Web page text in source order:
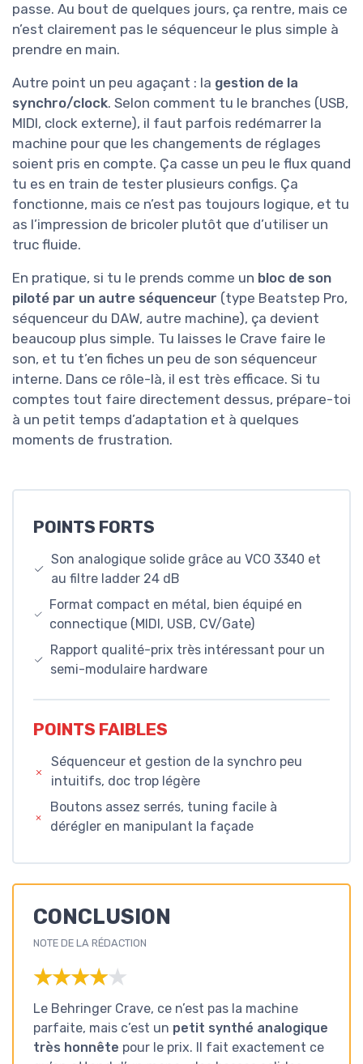
passe. Au bout de quelques jours, ça rentre, mais ce
n’est clairement pas le séquenceur le plus simple à
prendre en main.
Autre point un peu agaçant : la gestion de la
synchro/clock. Selon comment tu le branches (USB,
MIDI, clock externe), il faut parfois redémarrer la
machine pour que les changements de réglages
soient pris en compte. Ça casse un peu le flux quand
tu es en train de tester plusieurs configs. Ça
fonctionne, mais ce n’est pas toujours logique, et tu
as l’impression de bricoler plutôt que d’utiliser un
truc fluide.
En pratique, si tu le prends comme un bloc de son
piloté par un autre séquenceur (type Beatstep Pro,
séquenceur du DAW, autre machine), ça devient
beaucoup plus simple. Tu laisses le Crave faire le
son, et tu t’en fiches un peu de son séquenceur
interne. Dans ce rôle-là, il est très efficace. Si tu
comptes tout faire directement dessus, prépare-toi
à un petit temps d’adaptation et à quelques
moments de frustration.
POINTS FORTS
Son analogique solide grâce au VCO 3340 et
au filtre ladder 24 dB
Format compact en métal, bien équipé en
connectique (MIDI, USB, CV/Gate)
Rapport qualité-prix très intéressant pour un
semi-modulaire hardware
POINTS FAIBLES
Séquenceur et gestion de la synchro peu
intuitifs, doc trop légère
Boutons assez serrés, tuning facile à
dérégler en manipulant la façade
CONCLUSION
NOTE DE LA RÉDACTION
★★★★★
★★★★★
Le Behringer Crave, ce n’est pas la machine
parfaite, mais c’est un petit synthé analogique
très honnête pour le prix. Il fait exactement ce